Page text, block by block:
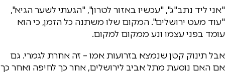
"אני ליד נתב"ג", "עכשיו באזור לטרון", "הגעתי לשער הגיא",
"עוד מעט ירושלים". המקום שלו משתנה כל הזמן, כי הוא
עומד בפני עצמו ונע ממקום למקום.
אבל תינוק קטן שנמצא בזרועות אמו – זה אחרת לגמרי. גם
אם האם נוסעת מתל אביב לירושלים, אחר כך לחיפה ואחר כך